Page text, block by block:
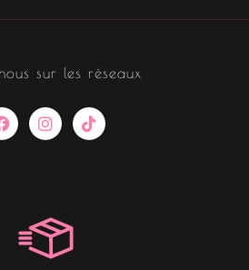
sur les réseaux
F
a
c
I
n
s
a
m
T
i
k